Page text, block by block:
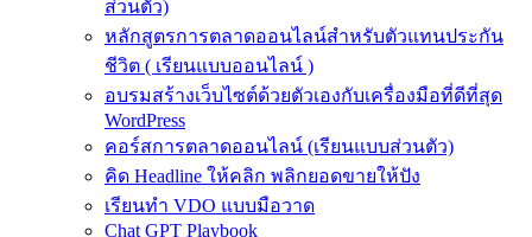
ส่วนตัว)
หลักสูตรการตลาดออนไลน์สำหรับตัวแทนประกัน
ชีวิต ( เรียนแบบออนไลน์ )
อบรมสร้างเว็บไซต์ด้วยตัวเองกับเครื่องมือที่ดีที่สุด
WordPress
คอร์สการตลาดออนไลน์ (เรียนแบบส่วนตัว)
คิด Headline ให้คลิก พลิกยอดขายให้ปัง
เรียนทำ VDO แบบมือวาด
Chat GPT Playbook